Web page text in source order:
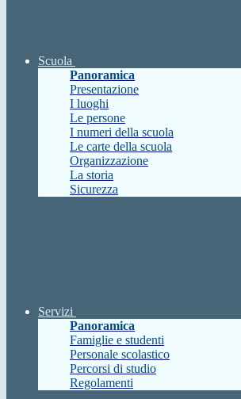
Scuola
Panoramica
Presentazione
I luoghi
Le persone
I numeri della scuola
Le carte della scuola
Organizzazione
La storia
Sicurezza
Servizi
Panoramica
Famiglie e studenti
Personale scolastico
Percorsi di studio
Regolamenti